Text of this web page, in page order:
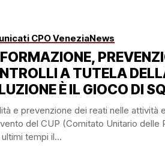
CPO VeneziaNews
A TUTELA
È IL GIOCO DI
e prevenzione dei reati nelle attività
del CUP (Comitato Unitario
tempi il...